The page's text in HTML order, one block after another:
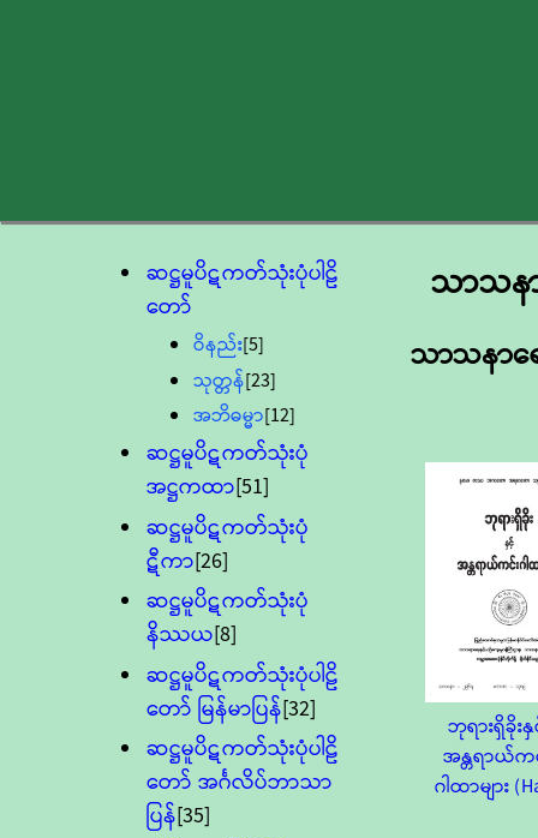
ဆဋ္ဌမူပိဋကတ်သုံးပုံပါဠိ
တော်
ဝိနည်း[5]
သုတ္တန်[23]
အဘိဓမ္မာ[12]
ဆဋ္ဌမူပိဋကတ်သုံးပုံ
အဋ္ဌကထာ[51]
ဆဋ္ဌမူပိဋကတ်သုံးပုံ
ဋီကာ[26]
ဆဋ္ဌမူပိဋကတ်သုံးပုံ
နိဿယ[8]
ဆဋ္ဌမူပိဋကတ်သုံးပုံပါဠိ
တော် မြန်မာပြန်[32]
ဆဋ္ဌမူပိဋကတ်သုံးပုံပါဠိ
တော် အင်္ဂလိပ်ဘာသာ
ပြန်[35]
သာသန
သာသနာရ
ဘုရားရှိခိုး
အန္တရာယ်က
ဂါထာများ